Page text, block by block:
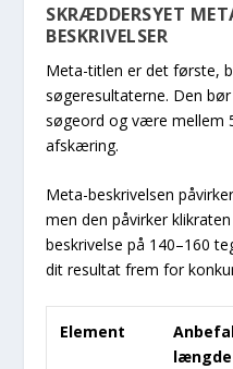
SKRÆDDERSYET
BESKRIVELSER
Meta-titlen er det første,
søgeresultaterne. Den
søgeord og være mellem
afskæring.
Meta-beskrivelsen
men den påvirker
beskrivelse på 140–160
dit resultat frem for
Element
længde